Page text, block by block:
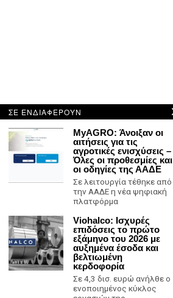
ΣΕ ΕΝΔΙΑΦΕΡΟΥΝ
MyAGRO: Άνοιξαν οι
αιτήσεις για τις
αγροτικές ενισχύσεις –
Όλες οι προθεσμίες και
οι οδηγίες της ΑΑΔΕ
Σε λειτουργία τέθηκε από
την ΑΑΔΕ η νέα ψηφιακή
πλατφόρμα
Viohalco: Ισχυρές
επιδόσεις το πρώτο
εξάμηνο του 2026 με
αυξημένα έσοδα και
βελτιωμένη
κερδοφορία
Σε 4,3 δισ. ευρώ ανήλθε ο
ενοποιημένος κύκλος